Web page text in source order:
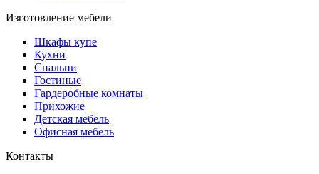
Изготовление мебели
Шкафы купе
Кухни
Спальни
Гостиные
Гардеробные комнаты
Прихожие
Детская мебель
Офисная мебель
Контакты